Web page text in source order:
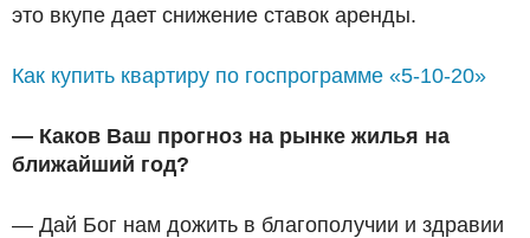
это вкупе дает снижение ставок аренды.
Как купить квартиру по госпрограмме «5-10-20»
— Каков Ваш прогноз на рынке жилья на
ближайший год?
— Дай Бог нам дожить в благополучии и здравии